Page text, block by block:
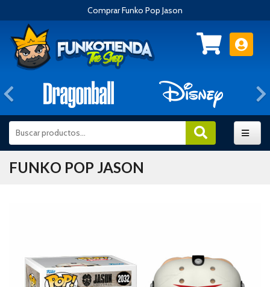
Comprar Funko Pop Jason
Anterior
FUNKO POP JASON